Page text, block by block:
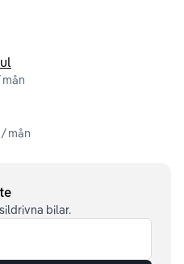
mån
mån
bilar.